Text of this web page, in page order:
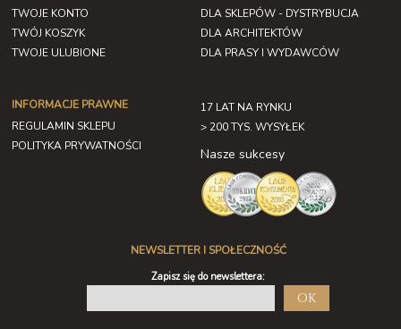
TWOJE KONTO
TWÓJ KOSZYK
TWOJE ULUBIONE
INFORMACJE PRAWNE
REGULAMIN SKLEPU
POLITYKA PRYWATNOŚCI
DLA SKLEPÓW - DYSTRYBUCJA
DLA ARCHITEKTÓW
DLA PRASY I WYDAWCÓW
17 LAT NA RYNKU
> 200 TYS. WYSYŁEK
Nasze sukcesy
NEWSLETTER I SPOŁECZNOŚĆ
Zapisz się do newslettera:
OK